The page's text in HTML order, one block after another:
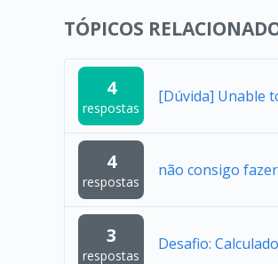
TÓPICOS
4
respostas
[Dúvida] Unable
4
respostas
não consigo
3
respostas
Desafio: